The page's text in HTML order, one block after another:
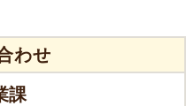
わせ
課